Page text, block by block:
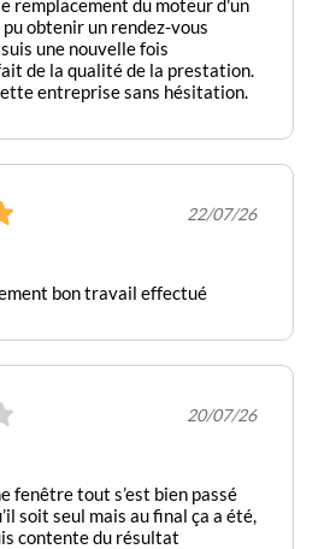
remplacement du moteur d'un
obtenir un rendez-vous
une nouvelle fois
de la qualité de la prestation.
entreprise sans hésitation.
22/07/26
bon travail effectué
20/07/26
fenêtre tout s’est bien passé
soit seul mais au final ça a été,
contente du résultat